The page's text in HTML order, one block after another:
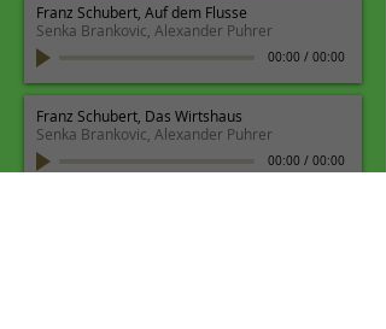
Franz Schubert, Auf dem Flusse
Senka Brankovic, Alexander Puhrer
00:00 / 00:00
Franz Schubert, Das Wirtshaus
Senka Brankovic, Alexander Puhrer
00:00 / 00:00